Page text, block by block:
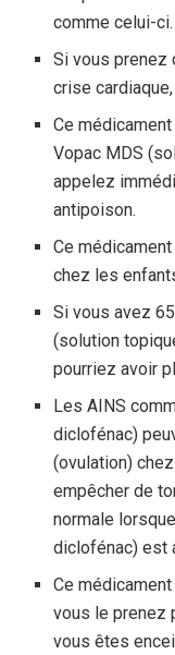
comme celui-
Si vous prenez
crise
Ce
Vopac MDS
appelez
antipoison.
Ce
chez les
Si vous avez
(solution
pourriez avoir
Les AINS
diclofénac)
(ovulation)
empêcher de
normale
diclofénac) est
Ce
vous le prenez
vous êtes